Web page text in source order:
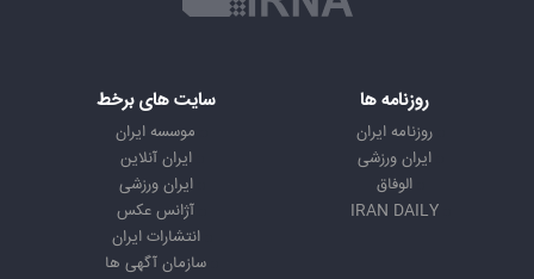
روزنامه ها
روزنامه ایران
ایران ورزشی
الوفاق
IRAN DAILY
سایت های برخط
موسسه ایران
ایران آنلاین
ایران ورزشی
آژانس عکس
انتشارات ایران
سازمان آگهی ها